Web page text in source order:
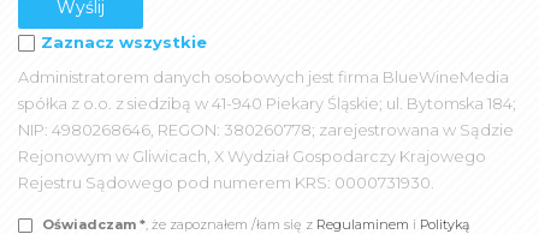
Zaznacz wszystkie
Administratorem danych osobowych jest firma BlueWineMedia
spółka z o.o. z siedzibą w 41-940 Piekary Śląskie; ul. Bytomska 184;
NIP: 4980268646, REGON: 380260778; zarejestrowana w Sądzie
Rejonowym w Gliwicach, X Wydział Gospodarczy Krajowego
Rejestru Sądowego pod numerem KRS: 0000731930.
Oświadczam *, że zapoznałem /łam się z Regulaminem i Polityką